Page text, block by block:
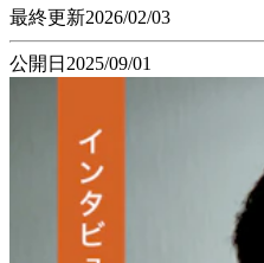
最終更新2026/02/03
公開日 2025/09/01